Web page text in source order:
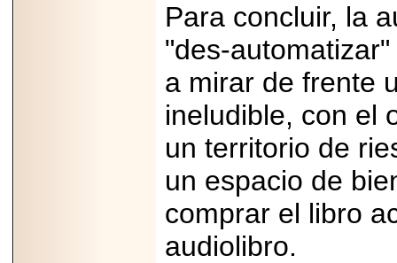
Para concluir, la
"des-
a mirar de frente
ineludible, con el
un territorio de
un espacio de
comprar el libro
audiolibro.